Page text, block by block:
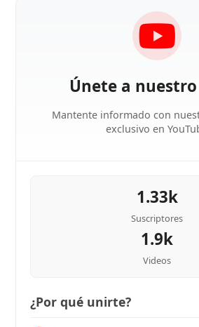
Únete a
Mantente informado con
exclusivo en
1.33k
Suscriptores
1.9k
Videos
¿Por qué unirte?